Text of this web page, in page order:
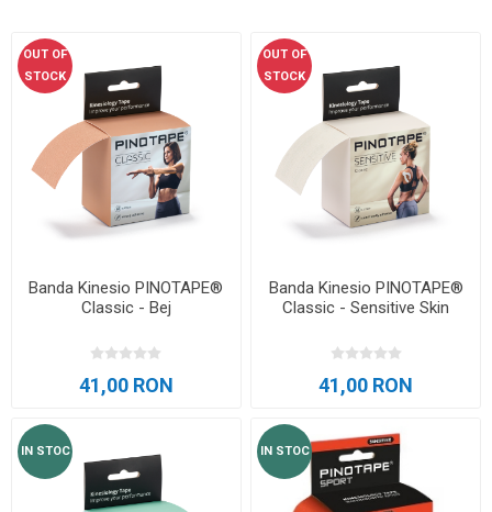
OUT OF
STOCK
Banda Kinesio PINOTAPE®
Classic - Bej
41,00 RON
OUT OF
STOCK
Banda Kinesio PINOTAPE®
Classic - Sensitive Skin
41,00 RON
IN STOC IN STOC